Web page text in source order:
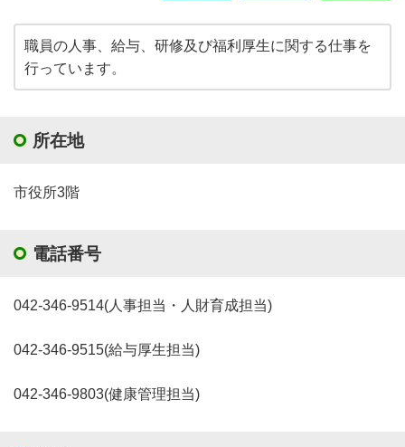
職員の人事、給与、研修及び福利厚生に関する仕事を
行っています。
所在地
市役所3階
電話番号
042-346-9514(人事担当・人財育成担当)
042-346-9515(給与厚生担当)
042-346-9803(健康管理担当)